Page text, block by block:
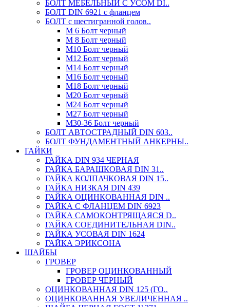
БОЛТ МЕБЕЛЬНЫЙ С УСОМ DI..
БОЛТ DIN 6921 c фланцем
БОЛТ с шестигранной голов..
М 6 Болт черный
М 8 Болт черный
М10 Болт черный
М12 Болт черный
М14 Болт черный
М16 Болт черный
М18 Болт черный
М20 Болт черный
М24 Болт черный
М27 Болт черный
М30-36 Болт черный
БОЛТ АВТОСТРАДНЫЙ DIN 603..
БОЛТ ФУНДАМЕНТНЫЙ АНКЕРНЫ..
ГАЙКИ
ГАЙКА DIN 934 ЧЕРНАЯ
ГАЙКА БАРАШКОВАЯ DIN 31..
ГАЙКА КОЛПАЧКОВАЯ DIN 15..
ГАЙКА НИЗКАЯ DIN 439
ГАЙКА ОЦИНКОВАННАЯ DIN ..
ГАЙКА С ФЛАНЦЕМ DIN 6923
ГАЙКА САМОКОНТРЯЩАЯСЯ D..
ГАЙКА СОЕДИНИТЕЛЬНАЯ DIN..
ГАЙКА УСОВАЯ DIN 1624
ГАЙКА ЭРИКСОНА
ШАЙБЫ
ГРОВЕР
ГРОВЕР ОЦИНКОВАННЫЙ
ГРОВЕР ЧЕРНЫЙ
ОЦИНКОВАННАЯ DIN 125 (ГО..
ОЦИНКОВАННАЯ УВЕЛИЧЕННАЯ ..